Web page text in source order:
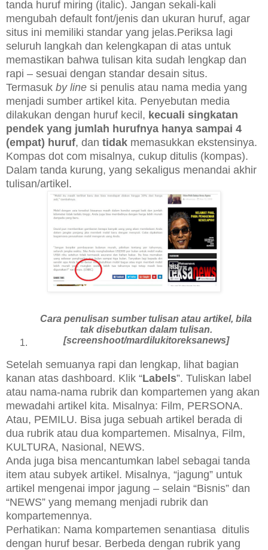
tanda huruf miring (italic). Jangan sekali-kali
mengubah default font/jenis dan ukuran huruf, agar
situs ini memiliki standar yang jelas.Periksa lagi
seluruh langkah dan kelengkapan di atas untuk
memastikan bahwa tulisan kita sudah lengkap dan
rapi – sesuai dengan standar desain situs.
Termasuk by line si penulis atau nama media yang
menjadi sumber artikel kita. Penyebutan media
dilakukan dengan huruf kecil, kecuali singkatan
pendek yang jumlah hurufnya hanya sampai 4
(empat) huruf, dan tidak memasukkan ekstensinya.
Kompas dot com misalnya, cukup ditulis (kompas).
Dalam tanda kurung, yang sekaligus menandai akhir
tulisan/artikel.
Cara penulisan sumber tulisan atau artikel, bila
tak disebutkan dalam tulisan.
[screenshoot/mardilukitoreksanews]
Setelah semuanya rapi dan lengkap, lihat bagian
kanan atas dashboard. Klik “Labels”. Tuliskan label
atau nama-nama rubrik dan kompartemen yang akan
mewadahi artikel kita. Misalnya: Film, PERSONA.
Atau, PEMILU. Bisa juga sebuah artikel berada di
dua rubrik atau dua kompartemen. Misalnya, Film,
KULTURA, Nasional, NEWS.
Anda juga bisa mencantumkan label sebagai tanda
item atau subyek artikel. Misalnya, “jagung” untuk
artikel mengenai impor jagung – selain “Bisnis” dan
“NEWS” yang memang menjadi rubrik dan
kompartemennya.
Perhatikan: Nama kompartemen senantiasa ditulis
dengan huruf besar. Berbeda dengan rubrik yang